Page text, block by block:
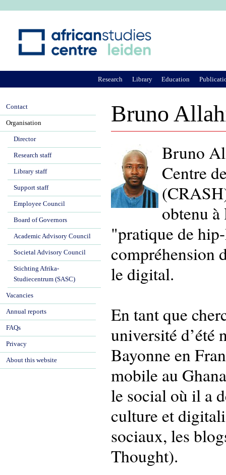
Bruno
Bruno
Centre
obtenu à
"pratique de
compréhension
le digital.
En tant que
université d’été
Bayonne en
mobile au
le social où il a
culture et
sociaux, les
Thought).
Research Library Education
Contact
Organisation
Director
Research staff
Library staff
Support staff
Employee Council
Board of Governors
Academic Advisory Council
Societal Advisory Council
Stichting Afrika-
Studiecentrum (SASC)
Vacancies
Annual reports
FAQs
Privacy
About this website